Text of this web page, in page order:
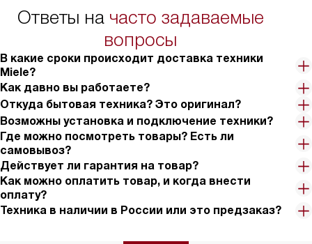
в условиях
Ответы на часто задаваемые
вопросы
В какие сроки происходит доставка техники
Miele?
Как давно вы работаете?
Откуда бытовая техника? Это оригинал?
Возможны установка и подключение техники?
Где можно посмотреть товары? Есть ли
самовывоз?
Действует ли гарантия на товар?
Как можно оплатить товар, и когда внести
оплату?
Техника в наличии в России или это предзаказ?